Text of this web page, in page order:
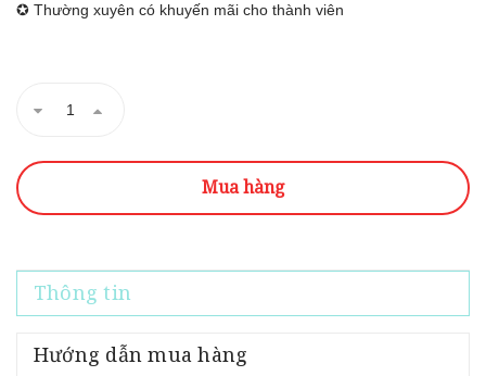
✪ Thường xuyên có khuyến mãi cho thành viên
Mua hàng
Thông tin
Hướng dẫn mua hàng